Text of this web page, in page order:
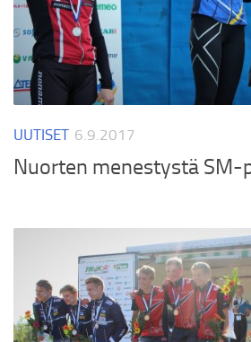
UUTISET 6.9.2017
Nuorten menestystä SM-